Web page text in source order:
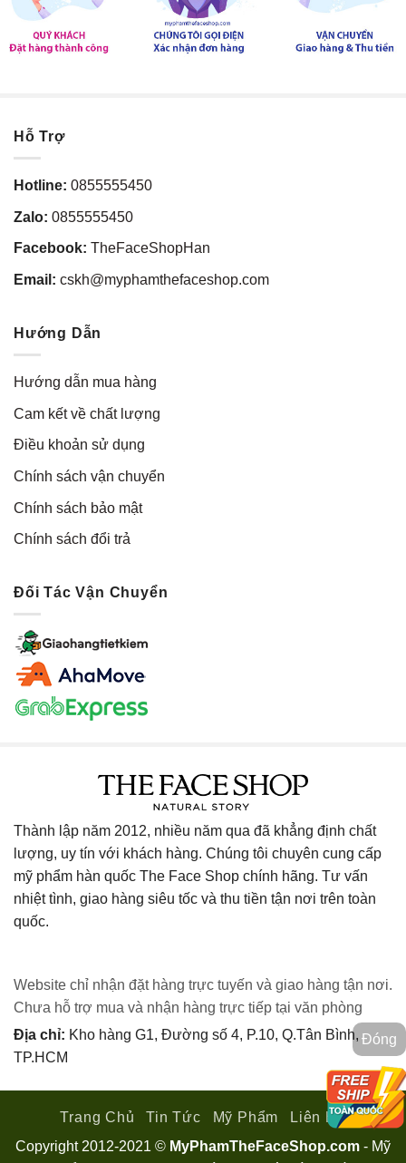
Hỗ Trợ
Hotline: 0855555450
Zalo: 0855555450
Facebook: TheFaceShopHan
Email: cskh@myphamthefaceshop.com
Hướng Dẫn
Hướng dẫn mua hàng
Cam kết về chất lượng
Điều khoản sử dụng
Chính sách vận chuyển
Chính sách bảo mật
Chính sách đổi trả
Đối Tác Vận Chuyển
Thành lập năm 2012, nhiều năm qua đã khẳng định chất
lượng, uy tín với khách hàng. Chúng tôi chuyên cung cấp
mỹ phẩm hàn quốc The Face Shop chính hãng. Tư vấn
nhiệt tình, giao hàng siêu tốc và thu tiền tận nơi trên toàn
quốc.
Website chỉ nhận đặt hàng trực tuyến và giao hàng tận nơi.
Chưa hỗ trợ mua và nhận hàng trực tiếp tại văn phòng
Địa chỉ: Kho hàng G1, Đường số 4, P.10, Q.Tân Bình,
TP.HCM
Trang Chủ Tin Tức Mỹ Phẩm
Liên Hệ
Copyright 2012-2021 © MyPhamTheFaceShop.com - Mỹ
Đóng